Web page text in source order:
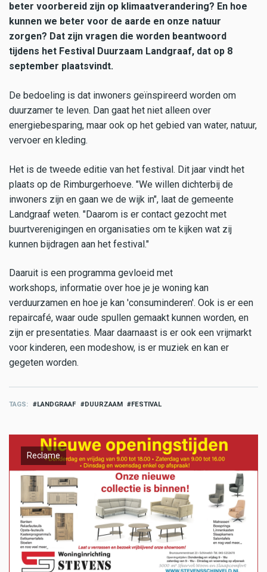
beter voorbereid zijn op klimaatverandering? En hoe
kunnen we beter voor de aarde en onze natuur
zorgen? Dat zijn vragen die worden beantwoord
tijdens het Festival Duurzaam Landgraaf, dat op 8
september plaatsvindt.
De bedoeling is dat inwoners geïnspireerd worden om
duurzamer te leven. Dan gaat het niet alleen over
energiebesparing, maar ook op het gebied van water, natuur,
vervoer en kleding.
Het is de tweede editie van het festival. Dit jaar vindt het
plaats op de Rimburgerhoeve. "We willen dichterbij de
inwoners zijn en gaan we de wijk in", laat de gemeente
Landgraaf weten. "Daarom is er contact gezocht met
buurtverenigingen en organisaties om te kijken wat zij
kunnen bijdragen aan het festival."
Daaruit is een programma gevloeid met
workshops, informatie over hoe je je woning kan
verduurzamen en hoe je kan 'consuminderen'. Ook is er een
repaircafé, waar oude spullen gemaakt kunnen worden, en
zijn er presentaties. Maar daarnaast is er ook een vrijmarkt
voor kinderen, een modeshow, is er muziek en kan er
gegeten worden.
TAGS LANDGRAAF DUURZAAM FESTIVAL
Reclame